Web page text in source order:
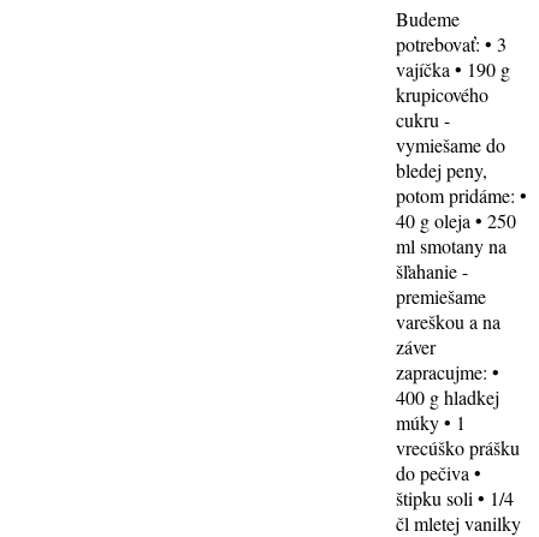
Budeme
potrebovať: • 3
vajíčka • 190 g
krupicového
cukru -
vymiešame do
bledej peny,
potom pridáme: •
40 g oleja • 250
ml smotany na
šľahanie -
premiešame
vareškou a na
záver
zapracujme: •
400 g hladkej
múky • 1
vrecúško prášku
do pečiva •
štipku soli • 1/4
čl mletej vanilky